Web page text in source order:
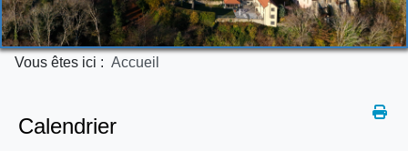
Vous êtes ici : Accueil
Calendrier